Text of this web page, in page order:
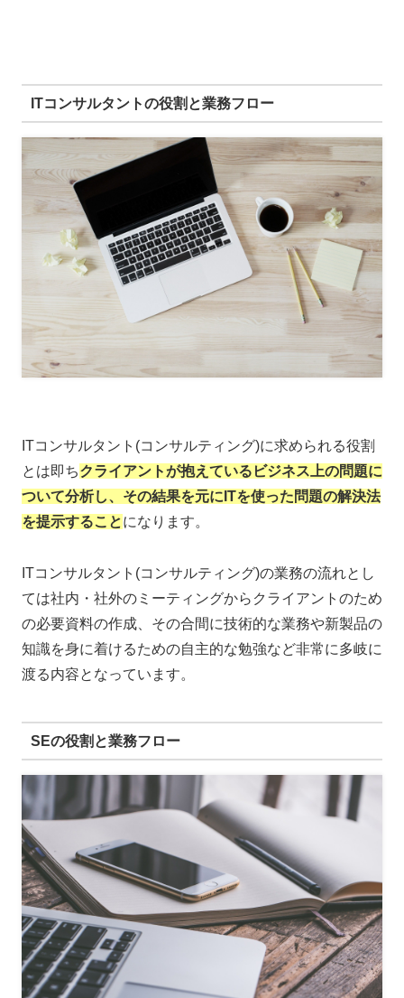
ITコンサルタントの役割と業務フロー
ITコンサルタント(コンサルティング)に求められる役割
とは即ちクライアントが抱えているビジネス上の問題に
ついて分析し、その結果を元にITを使った問題の解決法
を提示することになります。
ITコンサルタント(コンサルティング)の業務の流れとし
ては社内・社外のミーティングからクライアントのため
の必要資料の作成、その合間に技術的な業務や新製品の
知識を身に着けるための自主的な勉強など非常に多岐に
渡る内容となっています。
SEの役割と業務フロー